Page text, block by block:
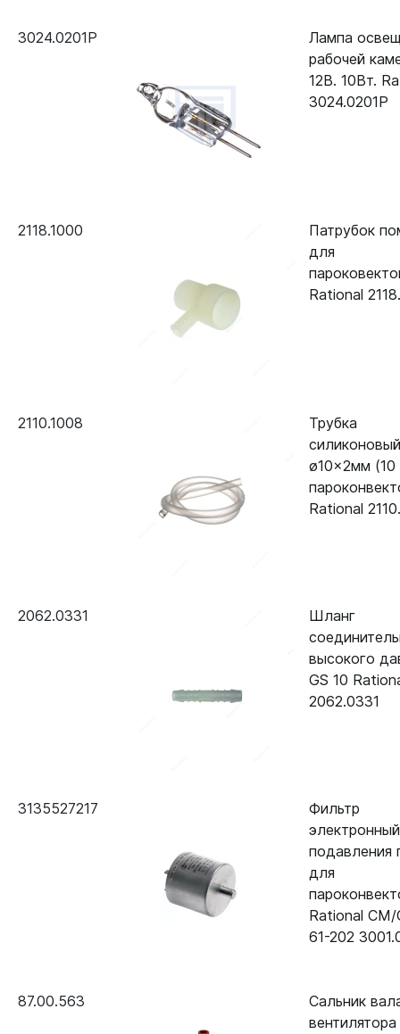
3024.0201P
Лампа
рабочей
12В. 10Вт.
3024.0201P
2118.1000
Патрубок
для
Rational
2110.1008
Трубка
силиконовый
ø10x2мм
Rational
2062.0331
Шланг
высокого
GS 10
2062.0331
3135527217
Фильтр
электронный
подавления
для
Rational CM/
61-202
87.00.563
Сальник